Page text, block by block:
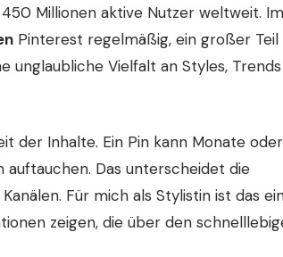
Millionen aktive Nutzer weltweit. Im
Pinterest regelmäßig, ein großer Teil
unglaubliche Vielfalt an Styles, Trends
der Inhalte. Ein Pin kann Monate oder
Das unterscheidet die
Für mich als Stylistin ist das
zeigen, die über den